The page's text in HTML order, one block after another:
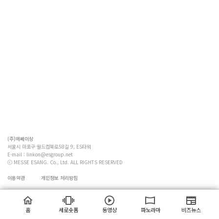
(주)메쎄이상
서울시 마포구 월드컵북로58길 9, ES타워
E-mail : linkon@esgroup.net
ⓒ MESSE ESANG. Co., Ltd. ALL RIGHTS RESERVED
이용약관 개인정보 처리방침
홈 세로숏폼 동영상 파노라마 비즈뉴스